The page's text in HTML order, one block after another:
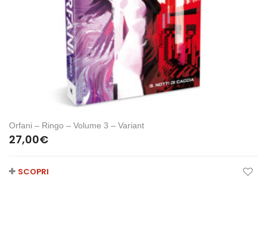
Orfani – Ringo – Volume 3 – Variant
27,00€
SCOPRI